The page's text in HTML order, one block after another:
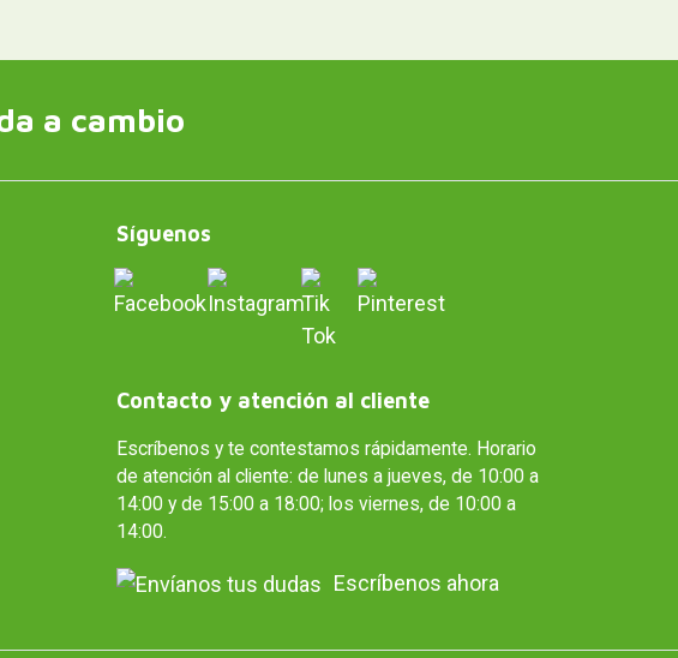
a cambio
Síguenos
Contacto y atención al cliente
Escríbenos y te contestamos rápidamente. Horario
de atención al cliente: de lunes a jueves, de 10:00 a
14:00 y de 15:00 a 18:00; los viernes, de 10:00 a
14:00.
Escríbenos ahora